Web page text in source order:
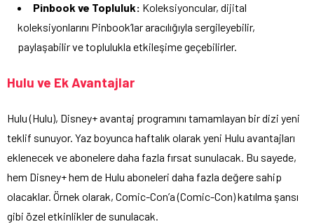
Pinbook ve Topluluk: Koleksiyoncular, dijital
koleksiyonlarını Pinbook’lar aracılığıyla sergileyebilir,
paylaşabilir ve toplulukla etkileşime geçebilirler.
Hulu ve Ek Avantajlar
Hulu (Hulu), Disney+ avantaj programını tamamlayan bir dizi yeni
teklif sunuyor. Yaz boyunca haftalık olarak yeni Hulu avantajları
eklenecek ve abonelere daha fazla fırsat sunulacak. Bu sayede,
hem Disney+ hem de Hulu aboneleri daha fazla değere sahip
olacaklar. Örnek olarak, Comic-Con’a (Comic-Con) katılma şansı
gibi özel etkinlikler de sunulacak.